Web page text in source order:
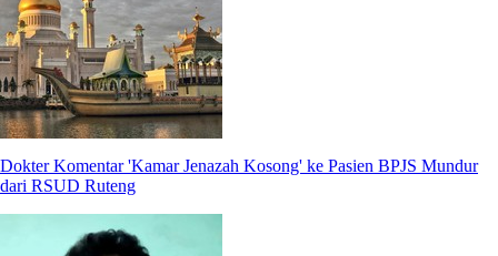
Dokter Komentar 'Kamar Jenazah Kosong' ke Pasien BPJS Mundur
dari RSUD Ruteng